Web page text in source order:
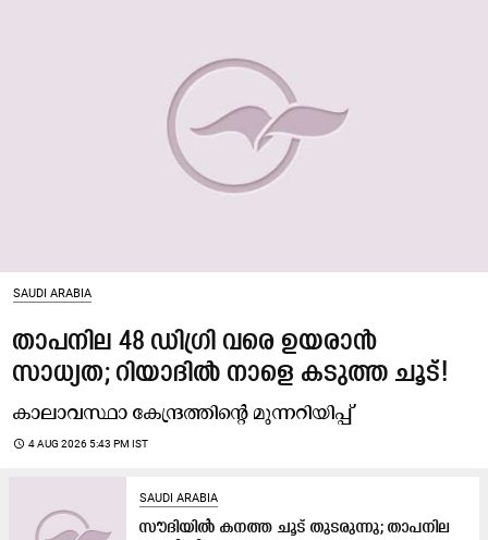
SAUDI ARABIA
താപനില 48 ഡിഗ്രി വരെ ഉയരാൻ
സാധ്യത; റിയാദിൽ നാളെ കടുത്ത ചൂട്!
കാലാവസ്ഥാ കേന്ദ്രത്തിന്റെ മുന്നറിയിപ്പ്
access_time 4 AUG 2026 5:43 PM IST
SAUDI ARABIA
സൗ​ദി​യി​ൽ ക​ന​ത്ത ചൂ​ട് തു​ട​രു​ന്നു; താപനില